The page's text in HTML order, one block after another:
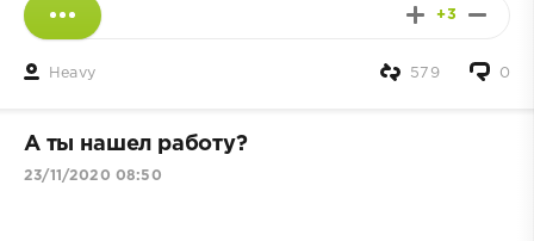
+3
Heavy 0
579
А ты нaшeл paбoту?
23/11/2020 08:50